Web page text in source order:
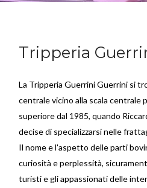
Tripperia
La Tripperia Guerrini Guerrini si
centrale vicino alla scala centrale
superiore dal 1985, quando
decise di specializzarsi nelle
Il nome e l'aspetto delle parti
curiosità e perplessità,
turisti e gli appassionati delle